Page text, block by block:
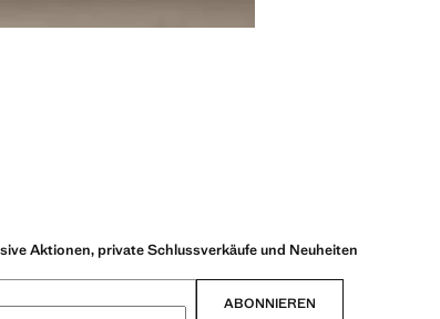
Aktionen, private Schlussverkäufe und Neuheiten
ABONNIEREN